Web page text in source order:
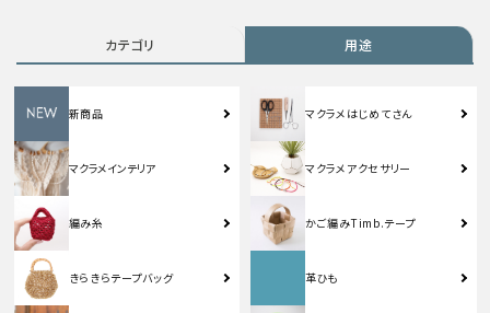
カテゴリ 用途
新商品 マクラメはじめてさん
マクラメインテリア マクラメアクセサリー
編み糸 かご編みTimb.テープ
きらきらテープバッグ 革ひも